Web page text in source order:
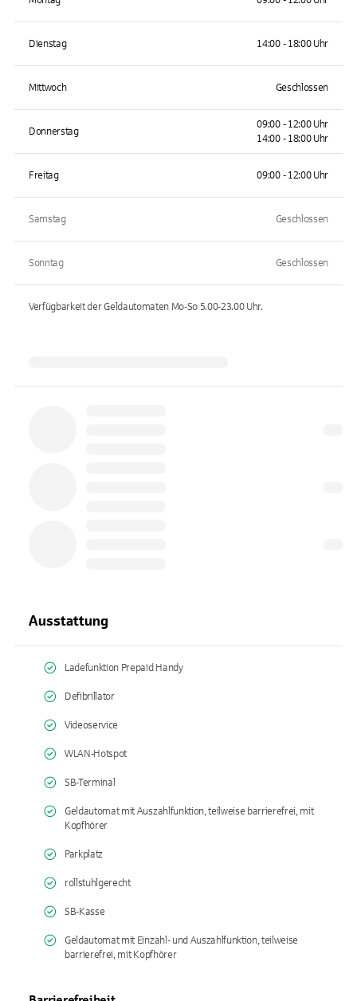
Dienstag 14:00 - 18:00 Uhr
Mittwoch Geschlossen
Donnerstag
09:00 - 12:00 Uhr
14:00 - 18:00 Uhr
Freitag 09:00 - 12:00 Uhr
Samstag Geschlossen
Sonntag Geschlossen
Verfügbarkeit der Geldautomaten Mo-So 5.00-23.00Uhr.
Ausstattung
Ladefunktion Prepaid Handy
Defibrillator
Videoservice
WLAN-Hotspot
SB-Terminal
Geldautomat mit Auszahlfunktion, teilweise barrierefrei, mit
Kopfhörer
Parkplatz
rollstuhlgerecht
SB-Kasse
Geldautomat mit Einzahl- und Auszahlfunktion, teilweise
barrierefrei, mit Kopfhörer